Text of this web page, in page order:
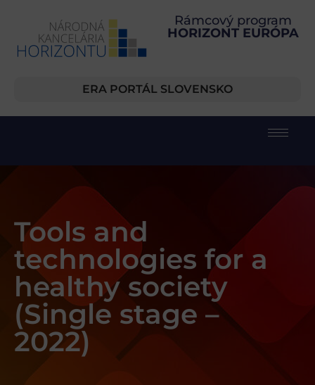
Rámcový program
HORIZONT EURÓPA
ERA PORTÁL SLOVENSKO
Tools and
technologies for a
healthy society
(Single stage –
2022)